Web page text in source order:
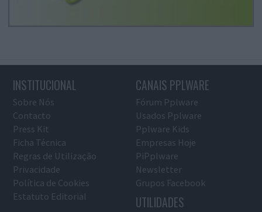
INSTITUCIONAL
Sobre Nós
Contacto
Press Kit
Ficha Técnica
Regras de Utilização
Privacidade
Política de Cookies
Estatuto Editorial
CANAIS PPLWARE
Fórum Pplware
Usados Pplware
Pplware Kids
Empresas Hoje
PiPplware
Newsletter
Grupos Facebook
UTILIDADES